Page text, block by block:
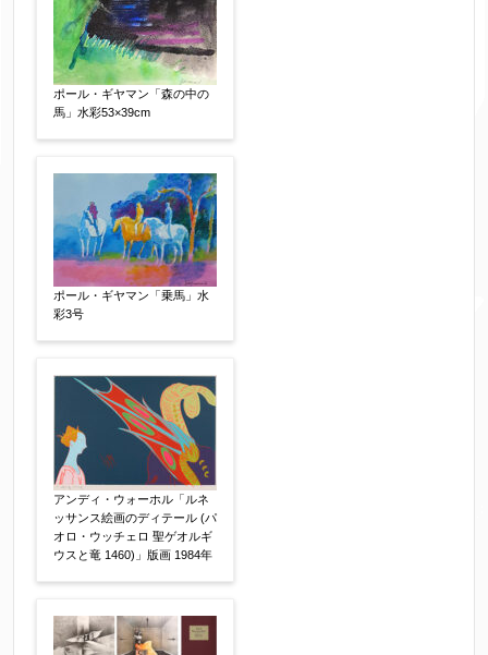
額装
軸装
その他
サイン等の有無
サイン有(自筆)
鑑定証書付
共箱
その他
限定番号 【任意】
制作年 【任意】
売却希望時期 【任意】
すぐに売りたい
その他
会社名：
ポール・ギヤマン「森の中の
馬」水彩53×39cm
ポール・ギヤマン「乗馬」水
彩3号
アンディ・ウォーホル「ルネ
ッサンス絵画のディテール (パ
オロ・ウッチェロ 聖ゲオルギ
ウスと竜 1460)」版画 1984年